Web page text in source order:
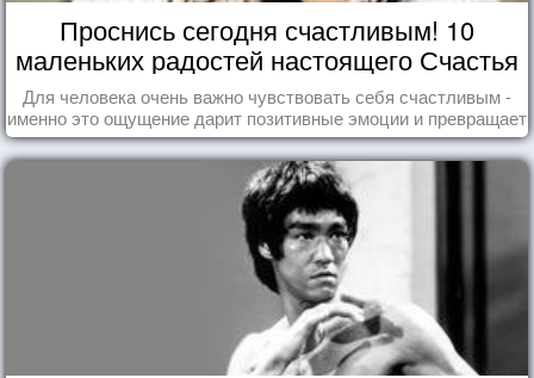
Проснись сегодня счастливым! 10
маленьких радостей настоящего Счастья
Для человека очень важно чувствовать себя счастливым -
именно это ощущение дарит позитивные эмоции и превращает
каждый день в маленький праздник.